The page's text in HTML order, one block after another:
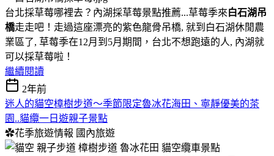
台北採草莓哪裡去？內湖採草莓景點推薦...草莓季來白石湖吊
橋走走吧！走過這座漂亮的紫色龍骨吊橋, 就到白石湖休閒農
業區了, 草莓季在12月到5月期間，台北不想跑遠的人, 內湖就
可以採草莓啦！
繼續閱讀
2年前
迷人的貓空樟樹步道～季節限定魯冰花海田、寧靜優美的茶
園..貓纜一日遊親子景點
✿花季旅遊情報 國內旅遊